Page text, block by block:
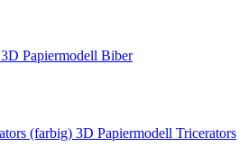
3D Papiermodell Biber
3D Papiermodell Tricerators